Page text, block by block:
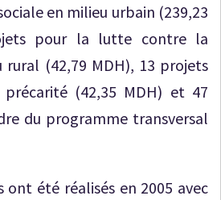
en milieu urbain (239,23
pour la lutte contre la
rural (42,79 MDH), 13 projets
(42,35 MDH) et 47
du programme transversal
ont été réalisés en 2005 avec